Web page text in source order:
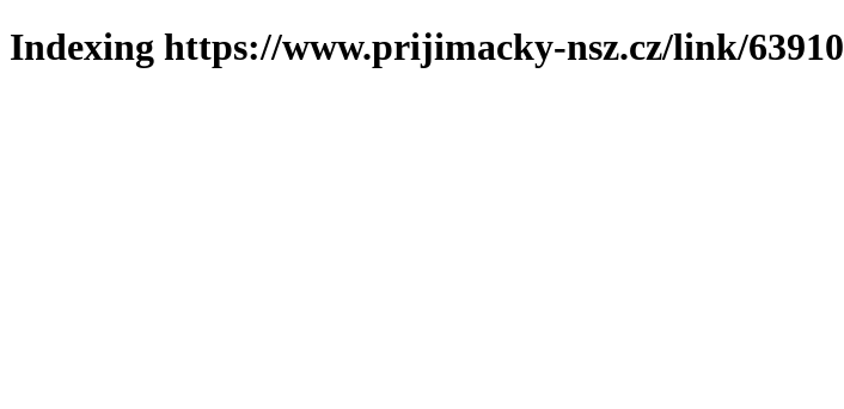
Indexing https://www.prijimacky-nsz.cz/link/63910